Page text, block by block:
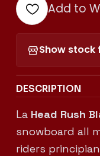
Add to
Show
DESCRIPTION
La Head Rush
snowboard all
riders